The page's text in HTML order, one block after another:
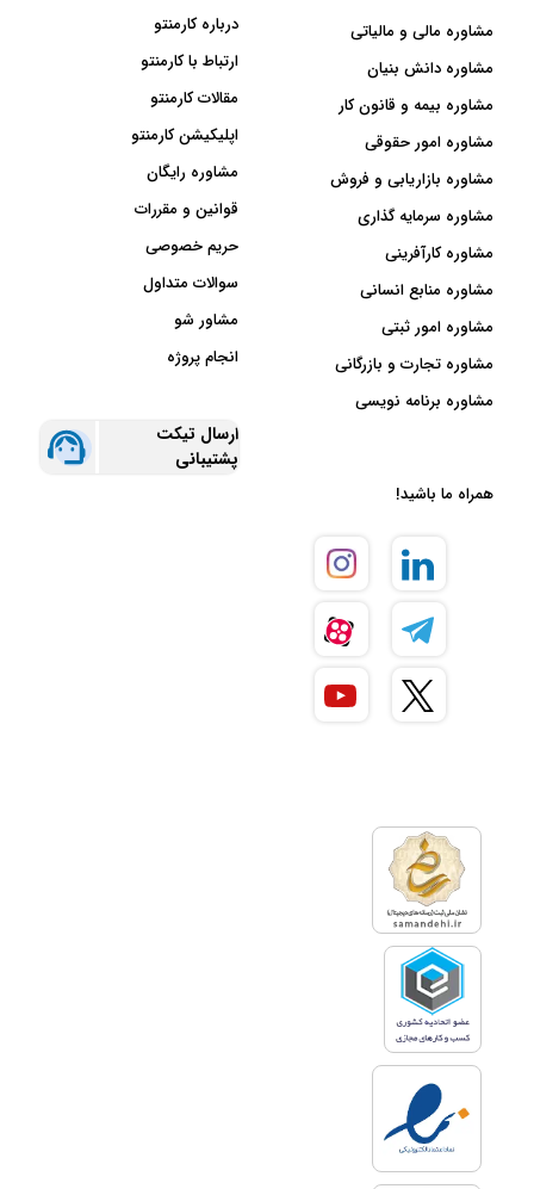
مشاوره مالی و مالیاتی
مشاوره دانش بنیان
مشاوره بیمه و قانون کار
مشاوره امور حقوقی
مشاوره بازاریابی و فروش
مشاوره سرمایه گذاری
مشاوره کارآفرینی
مشاوره منابع انسانی
مشاوره امور ثبتی
مشاوره تجارت و بازرگانی
مشاوره برنامه نویسی
درباره کارمنتو
ارتباط با کارمنتو
مقالات کارمنتو
اپلیکیشن کارمنتو
مشاوره رایگان
قوانین و مقررات
حریم خصوصی
سوالات متداول
مشاور شو
انجام پروژه
ارسال تیکت
پشتیبانی
همراه ما باشید!